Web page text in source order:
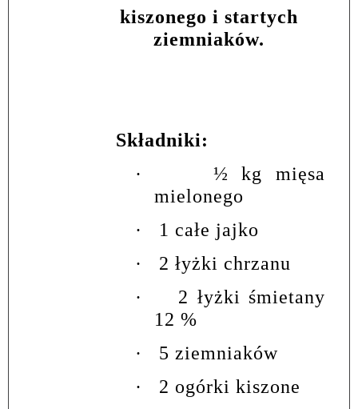
kiszonego i startych
ziemniaków.
Składniki:
·
½ kg mięsa
mielonego
·
1 całe jajko
·
2 łyżki chrzanu
·
2 łyżki śmietany
12 %
·
5 ziemniaków
·
2 ogórki kiszone